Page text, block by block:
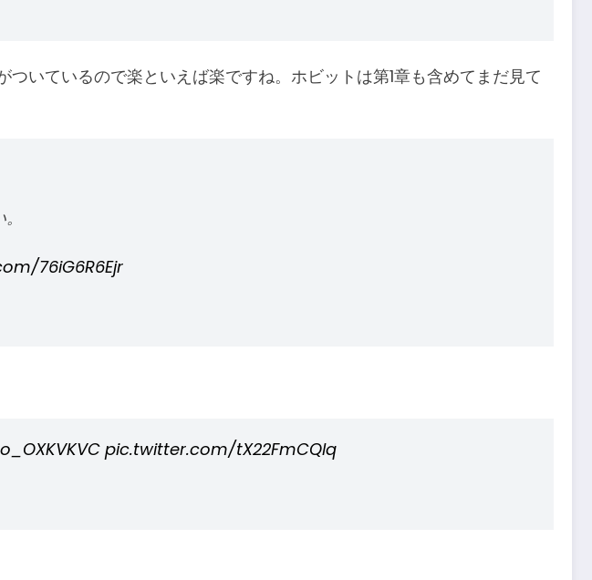
いているので楽といえば楽ですね。ホビットは第1章も含めてまだ見て
76iG6R6Ejr
pic.twitter.com/tX22FmCQlq